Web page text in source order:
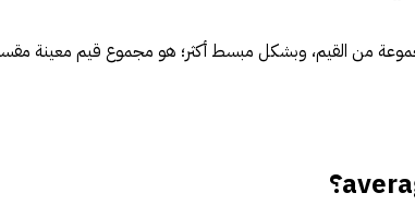
من القيم، وبشكل مبسط أكثر؛ هو مجموع قيم معينة